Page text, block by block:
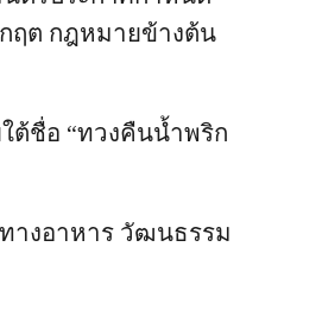
ฤต กฎหมายข้างต้น
ต้ชื่อ “ทวงคืนน้ำพริก
างอาหาร วัฒนธรรม